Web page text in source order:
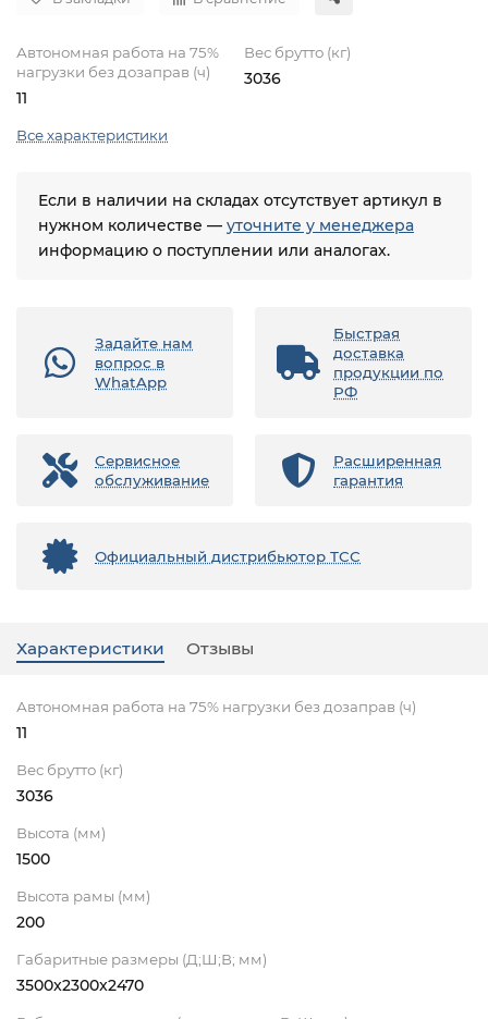
Автономная работа на 75%
нагрузки без дозаправ (ч)
11
Вес брутто (кг)
3036
Все характеристики
Если в наличии на складах отсутствует артикул в
нужном количестве — уточните у менеджера
информацию о поступлении или аналогах.
Задайте нам
вопрос в
WhatApp
Быстрая
доставка
продукции по
РФ
Сервисное
обслуживание
Расширенная
гарантия
Официальный дистрибьютор ТСС
Характеристики Отзывы
Автономная работа на 75% нагрузки без дозаправ (ч)
11
Вес брутто (кг)
3036
Высота (мм)
1500
Высота рамы (мм)
200
Габаритные размеры (Д;Ш;В; мм)
3500x2300x2470